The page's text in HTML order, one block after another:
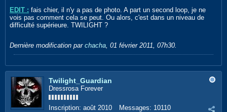
EDIT : fais chier, il n'y a pas de photo. A part un second loop, je ne
vois pas comment cela se peut. Ou alors, c'est dans un niveau de
difficulté supérieure. TWILIGHT ?
Dernière modification par chacha, 01 février 2011, 07h30.
Twilight_Guardian
Dressrosa Forever
Inscription: août 2010 Messages: 10110